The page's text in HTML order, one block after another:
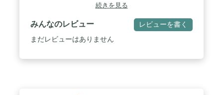
ライブでどの瞬間の推しも見逃さない。 / ✅【 鮮や
かでクリアな視界 】透過率の高い高品質レンズ採
用。光の反射を減らし、どんな時も推しを見逃しま
せん。屋内・屋外・ドームのイベントやコンサート
に対応できる明るさ4.8を実現。 / ✅【 軽い 】スマ
続きを見る
みんなのレビュー レビューを書く
まだレビューはありません